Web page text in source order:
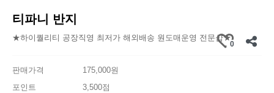
티파니 반지
★하이퀄리티 공장직영 최저가 해외배송 원도매운영 전문샵★
0
판매가격
175,000원
포인트
3,500점